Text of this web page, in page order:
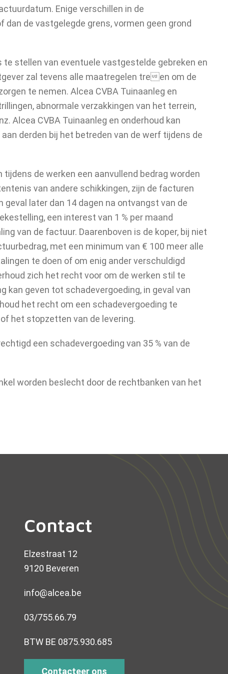
Enige verschillen in de
de vastgelegde grens, vormen geen grond
te stellen van eventuele vastgestelde gebreken en
zal tevens alle maatregelen treen om de
te nemen. Alcea CVBA Tuinaanleg en
abnormale verzakkingen van het terrein,
Alcea CVBA Tuinaanleg en onderhoud kan
derden bij het betreden van de werf tijdens de
tijdens de werken een aanvullend bedrag worden
van andere schikkingen, zijn de facturen
later dan 14 dagen na ontvangst van de
een interest van 1 % per maand
van de factuur. Daarenboven is de koper, bij niet
met een minimum van € 100 meer alle
te doen of om enig ander verschuldigd
zich het recht voor om de werken stil te
kan geven tot schadevergoeding, in geval van
het recht om een schadevergoeding te
het stopzetten van de levering.
een schadevergoeding van 35 % van de
worden beslecht door de rechtbanken van het
Contact
Elzestraat 12
9120 Beveren
info@alcea.be
03/755.66.79
BTW BE 0875.930.685
Contacteer ons